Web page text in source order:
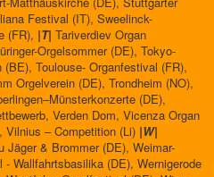
Festival (IT), Sweelinck-
(FR), |T| Tariverdiev Organ
Orgelsommer (DE), Tokyo-
Toulouse- Organfestival (FR),
Orgelverein (DE), Trondheim (NO),
(DE),
Verden Dom, Vicenza Organ
Vilnius – Competition (Li) |W|
Jäger & Brommer (DE), Weimar-
Wallfahrtsbasilika (DE), Wernigerode